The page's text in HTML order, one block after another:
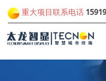
重大项目联系电话